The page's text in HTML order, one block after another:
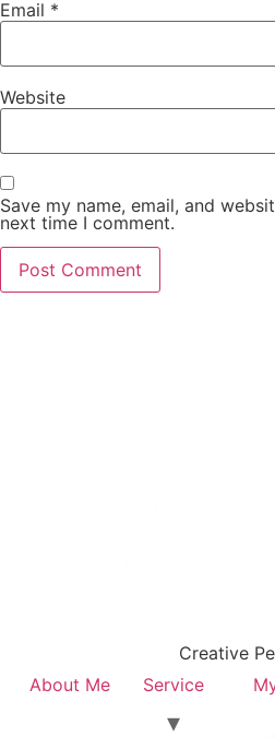
Email *
Website
Save my name, email, and
next time I comment.
Creative
About Me
Service